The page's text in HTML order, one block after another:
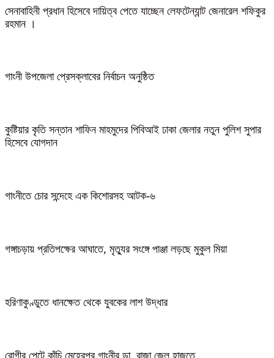
সেনাবাহিনী প্রধান হিসেবে দায়িত্ব পেতে যাচ্ছেন লেফটেন্যান্ট জেনারেল শফিকুর
রহমান ।
গাংনী উপজেলা প্রেসক্লাবের নির্বাচন অনুষ্ঠিত
কুষ্টিয়ার কৃতি সন্তান শাফিন মাহমুদের পিবিআই ঢাকা জেলার নতুন পুলিশ সুপার
হিসেবে যোগদান
গাংনীতে চোর সন্দেহে এক কিশোরসহ আটক-৬
গঙ্গাচড়ায় প্রতিপক্ষের আঘাতে, মৃত্যুর সংঙ্গে পাঞ্জা লড়ছে মুকুল মিয়া
হরিণাকুণ্ডুতে ধানক্ষেত থেকে যুবকের লাশ উদ্ধার
রোগীর পেটে কাঁচি মেহেরপুর গাংনীর ডা. রাজা জেল হাজতে